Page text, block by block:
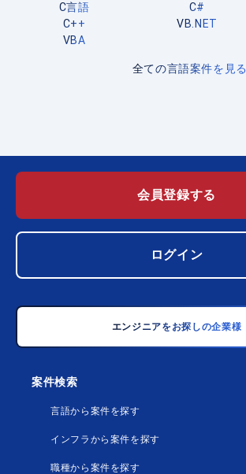
C言語
C#
C++
VB.NET
VBA
全ての言語案件を見る
会員登録する
ログイン
エンジニアをお探しの企業様
案件検索
言語から案件を探す
インフラから案件を探す
職種から案件を探す